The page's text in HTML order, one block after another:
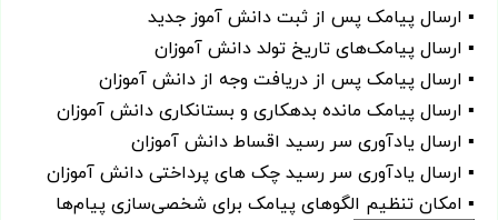
▪ ارسال پیامک پس از ثبت دانش آموز جدید
▪ ارسال پیامک‌های تاریخ تولد دانش آموزان
▪ ارسال پیامک پس از دریافت وجه از دانش آموزان
▪ ارسال پیامک مانده بدهکاری و بستانکاری دانش آموزان
▪ ارسال یادآوری سر رسید اقساط دانش آموزان
▪ ارسال یادآوری سر رسید چک های پرداختی دانش آموزان
▪ امکان تنظیم الگوهای پیامک برای شخصی‌سازی پیام‌ها